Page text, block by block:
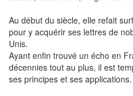
Au début du siècle, elle refait
pour y acquérir ses lettres de
Unis.
Ayant enfin trouvé un écho en
décennies tout au plus, il est
ses principes et ses applications.